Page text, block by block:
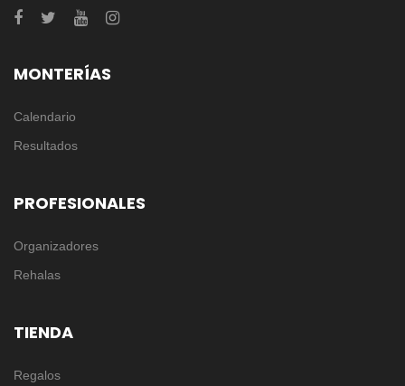
MONTERÍAS
Calendario
Resultados
PROFESIONALES
Organizadores
Rehalas
TIENDA
Regalos